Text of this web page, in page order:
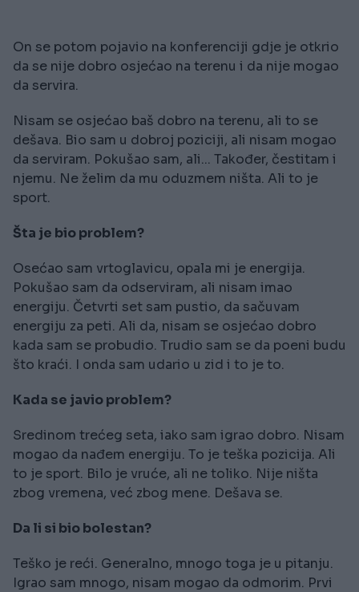
On se potom pojavio na konferenciji gdje je otkrio
da se nije dobro osjećao na terenu i da nije mogao
da servira.
Nisam se osjećao baš dobro na terenu, ali to se
dešava. Bio sam u dobroj poziciji, ali nisam mogao
da serviram. Pokušao sam, ali... Također, čestitam i
njemu. Ne želim da mu oduzmem ništa. Ali to je
sport.
Šta je bio problem?
Osećao sam vrtoglavicu, opala mi je energija.
Pokušao sam da odserviram, ali nisam imao
energiju. Četvrti set sam pustio, da sačuvam
energiju za peti. Ali da, nisam se osjećao dobro
kada sam se probudio. Trudio sam se da poeni budu
što kraći. I onda sam udario u zid i to je to.
Kada se javio problem?
Sredinom trećeg seta, iako sam igrao dobro. Nisam
mogao da nađem energiju. To je teška pozicija. Ali
to je sport. Bilo je vruće, ali ne toliko. Nije ništa
zbog vremena, već zbog mene. Dešava se.
Da li si bio bolestan?
Teško je reći. Generalno, mnogo toga je u pitanju.
Igrao sam mnogo, nisam mogao da odmorim. Prvi